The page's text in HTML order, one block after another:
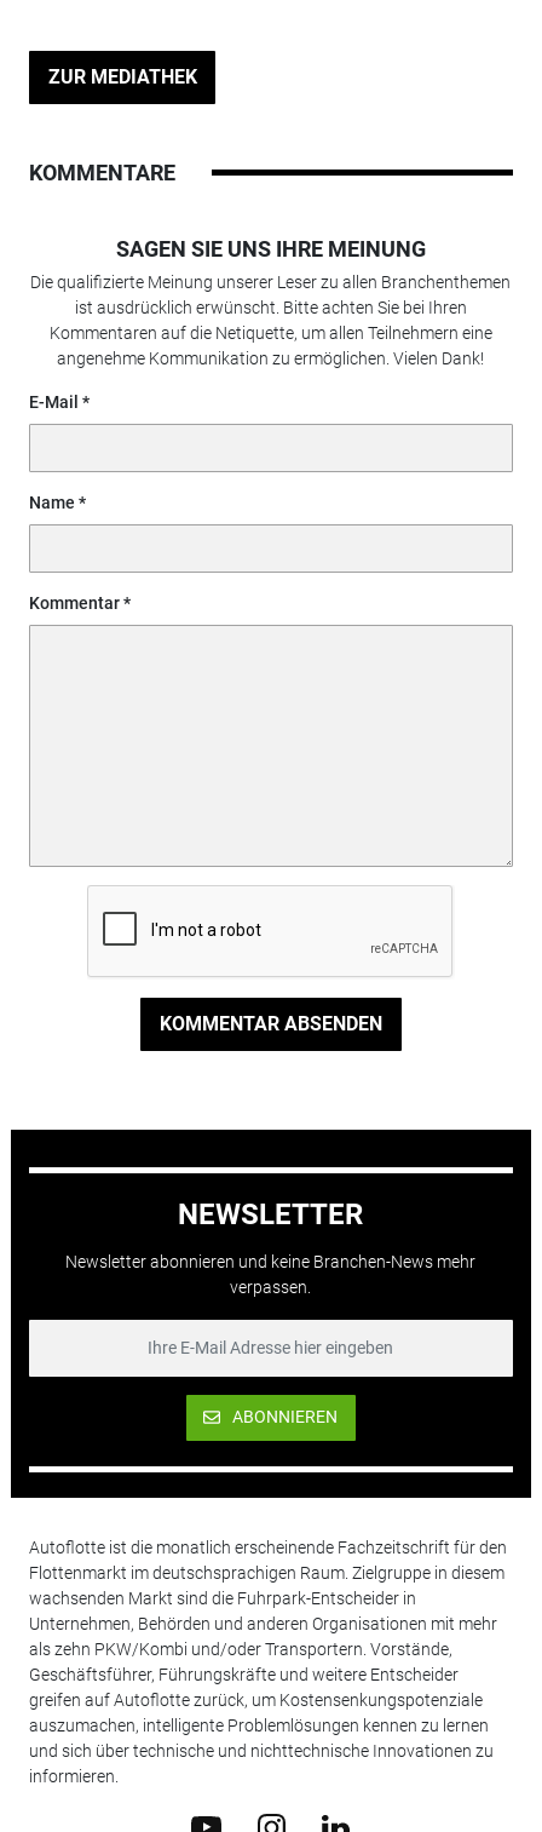
ZUR MEDIATHEK
KOMMENTARE
SAGEN SIE UNS IHRE MEINUNG
Die qualifizierte Meinung unserer Leser zu allen Branchenthemen
ist ausdrücklich erwünscht. Bitte achten Sie bei Ihren
Kommentaren auf die Netiquette, um allen Teilnehmern eine
angenehme Kommunikation zu ermöglichen. Vielen Dank!
E-Mail
Name
Kommentar
KOMMENTAR ABSENDEN
NEWSLETTER
Newsletter abonnieren und keine Branchen-News mehr
verpassen.
ABONNIEREN
Autoflotte ist die monatlich erscheinende Fachzeitschrift für den
Flottenmarkt im deutschsprachigen Raum. Zielgruppe in diesem
wachsenden Markt sind die Fuhrpark-Entscheider in
Unternehmen, Behörden und anderen Organisationen mit mehr
als zehn PKW/Kombi und/oder Transportern. Vorstände,
Geschäftsführer, Führungskräfte und weitere Entscheider
greifen auf Autoflotte zurück, um Kostensenkungspotenziale
auszumachen, intelligente Problemlösungen kennen zu lernen
und sich über technische und nichttechnische Innovationen zu
informieren.